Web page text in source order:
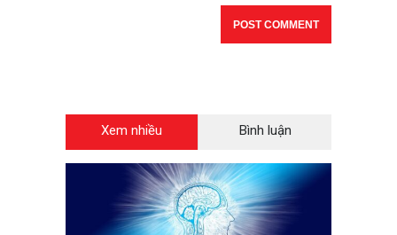
Xem nhiều Bình luận